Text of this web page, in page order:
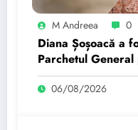
M Andreea 0
Diana Șoșoacă a
Parchetul
țară: „Este
06/08/2026